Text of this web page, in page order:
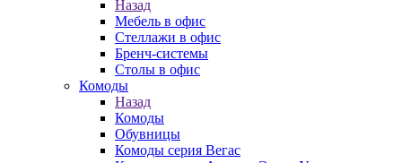
Назад
Мебель в офис
Стеллажи в офис
Бренч-системы
Столы в офис
Комоды
Назад
Комоды
Обувницы
Комоды серия Вегас